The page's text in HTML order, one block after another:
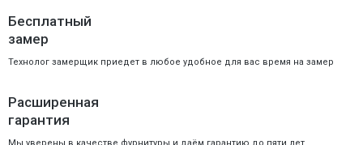
Бесплатный
замер
Технолог замерщик приедет в любое удобное для вас время на замер
Расширенная
гарантия
Мы уверены в качестве фурнитуры и даём гарантию до пяти лет